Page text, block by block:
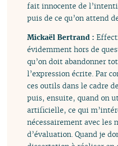
fait innocente de
puis de ce qu’on attend
Mickaël Bertrand :
évidemment hors de
qu’on doit abandonner
l’expression écrite. Par
ces outils dans le cadre
puis, ensuite, quand on
artificielle, ce qui
nécessairement avec les
d’évaluation. Quand je